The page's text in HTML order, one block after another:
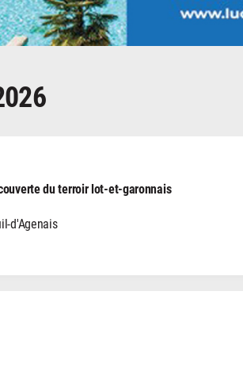
du terroir lot-et-garonnais
d'Agenais